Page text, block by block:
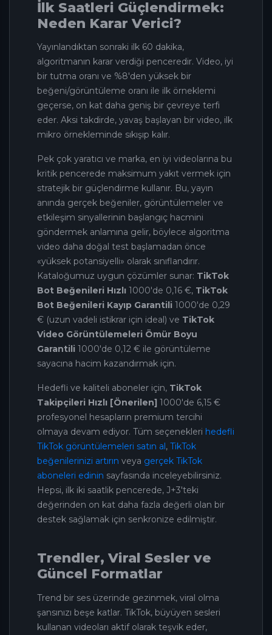
İlk Saatleri Güçlendirmek:
Neden Karar Verici?
Yayınlandıktan sonraki ilk 60 dakika,
algoritmanın karar verdiği penceredir. Video, iyi
bir tutma oranı ve %8'den yüksek bir
beğeni/görüntüleme oranı ile ilk örneklemi
geçerse, on kat daha geniş bir çevreye terfi
eder. Aksi takdirde, yavaş başlayan bir video, ilk
mikro örnekleminde sıkışıp kalır.
Pek çok yaratıcı ve marka, en iyi videolarına bu
kritik pencerede maksimum yakıt vermek için
stratejik bir güçlendirme kullanır. Bu, yayın
anında gerçek beğeniler, görüntülemeler ve
etkileşim sinyallerinin başlangıç hacmini
göndermek anlamına gelir, böylece algoritma
video daha doğal test başlamadan önce
«yüksek potansiyelli» olarak sınıflandırır.
Kataloğumuz uygun çözümler sunar: TikTok
Bot Beğenileri Hızlı 1000'de 0,16 €, TikTok
Bot Beğenileri Kayıp Garantili 1000'de 0,29
€ (uzun vadeli istikrar için ideal) ve TikTok
Video Görüntülemeleri Ömür Boyu
Garantili 1000'de 0,12 € ile görüntüleme
sayacına hacim kazandırmak için.
Hedefli ve kaliteli aboneler için, TikTok
Takipçileri Hızlı [Önerilen] 1000'de 6,15 €
profesyonel hesapların premium tercihi
olmaya devam ediyor. Tüm seçenekleri hedefli
TikTok görüntülemeleri satın al, TikTok
beğenilerinizi artırın veya gerçek TikTok
aboneleri edinin sayfasında inceleyebilirsiniz.
Hepsi, ilk iki saatlik pencerede, J+3'teki
değerinden on kat daha fazla değerli olan bir
destek sağlamak için senkronize edilmiştir.
Trendler, Viral Sesler ve
Güncel Formatlar
Trend bir ses üzerinde gezinmek, viral olma
şansınızı beşe katlar. TikTok, büyüyen sesleri
kullanan videoları aktif olarak teşvik eder,